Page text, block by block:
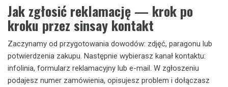
Jak zgłosić reklamację — krok po
kroku przez sinsay kontakt
Zaczynamy od przygotowania dowodów: zdjęć, paragonu lub
potwierdzenia zakupu. Następnie wybierasz kanał kontaktu:
infolinia, formularz reklamacyjny lub e-mail. W zgłoszeniu
podajesz numer zamówienia, opisujesz problem i dołączasz